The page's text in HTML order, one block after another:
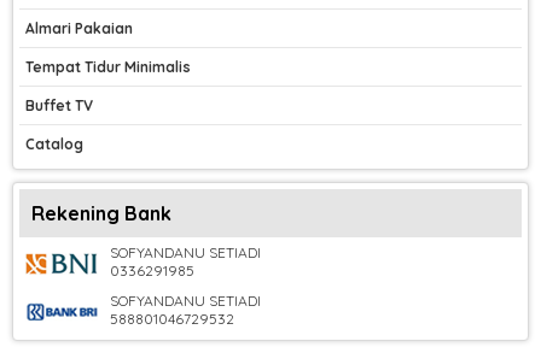
Almari Pakaian
Tempat Tidur Minimalis
Buffet TV
Catalog
Rekening Bank
SOFYANDANU SETIADI
0336291985
SOFYANDANU SETIADI
588801046729532